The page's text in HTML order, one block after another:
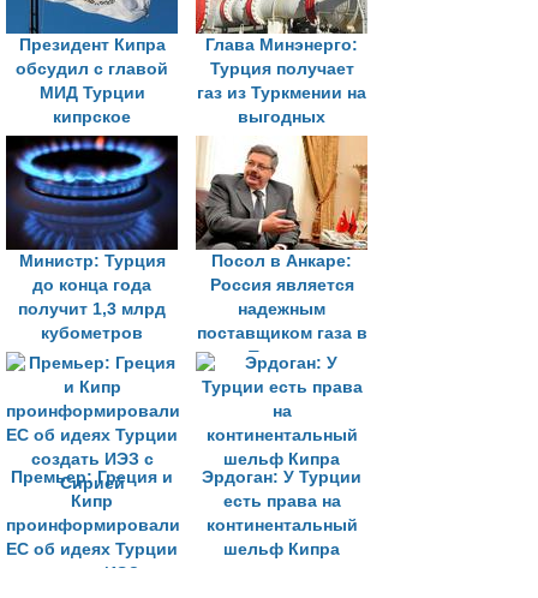
Президент Кипра
обсудил с главой
МИД Турции
кипрское
урегулирование на
переговорах в
Женеве
Глава Минэнерго:
Турция получает
газ из Туркмении на
выгодных
условиях
Министр: Турция
до конца года
получит 1,3 млрд
кубометров
туркменского газа
Посол в Анкаре:
Россия является
надежным
поставщиком газа в
Турцию
Премьер: Греция и
Кипр
проинформировали
ЕС об идеях Турции
создать ИЭЗ с
Эрдоган: У Турции
есть права на
континентальный
шельф Кипра